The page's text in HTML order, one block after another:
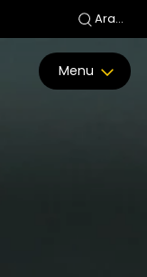
Menu
Ara...